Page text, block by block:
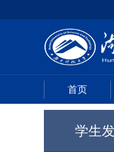
首页
学生